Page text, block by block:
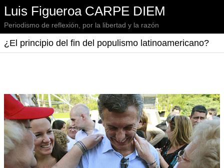
Luis Figueroa CARPE DIEM
Periodismo de reflexión, por la libertad y la razón
¿El principio del fin del populismo latinoamericano?